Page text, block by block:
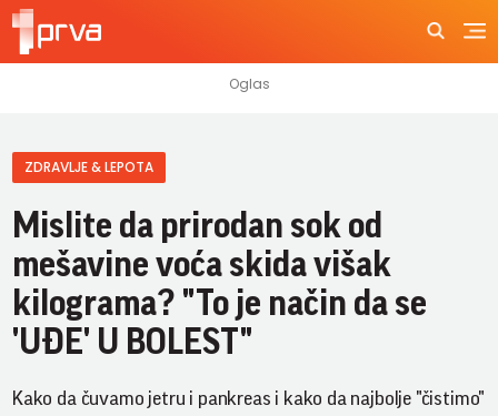
ZDRAVLJE & LEPOTA
Mislite da prirodan sok od
mešavine voća skida višak
kilograma? "To je način da se
'UĐE' U BOLEST"
Kako da čuvamo jetru i pankreas i kako da najbolje "čistimo"